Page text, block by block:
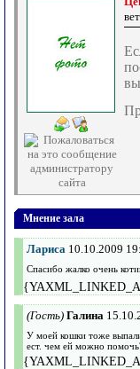
Мнение зала
Лариса 10.10.2009
Спасибо жалко очень
(Гость) Галина
У моей кошки тоже выпали
ест. чем ей можно